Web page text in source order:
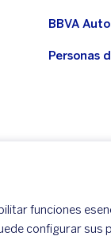
funciones
configurar sus
BBVA
Personas